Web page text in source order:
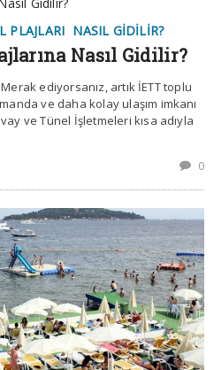
PLAJLARI NASIL GIDILIR?
Nasıl Gidilir?
ediyorsanız, artık İETT toplu
ve daha kolay ulaşım imkanı
ve Tünel İşletmeleri kısa adıyla
0